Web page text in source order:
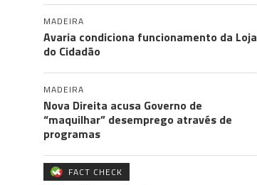
MADEIRA
Avaria condiciona funcionamento da Loja
do Cidadão
MADEIRA
Nova Direita acusa Governo de
“maquilhar” desemprego através de
programas
FACT CHECK